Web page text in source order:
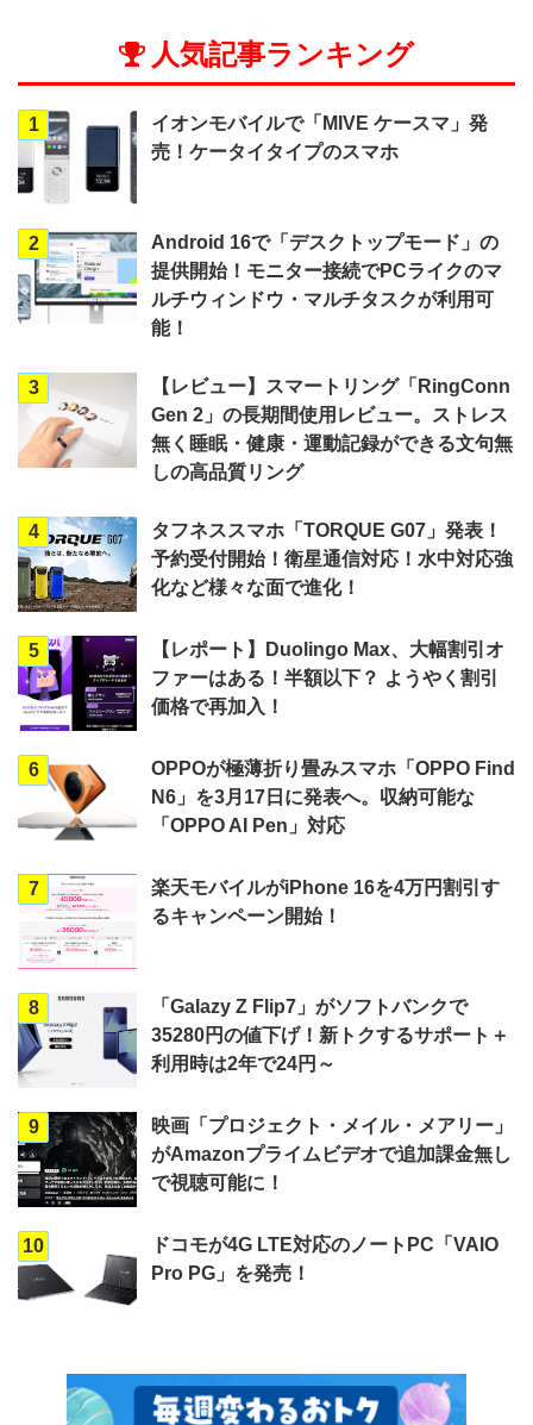
人気記事ランキング
1
イオンモバイルで「MIVE ケースマ」発
売！ケータイタイプのスマホ
2
Android 16で「デスクトップモード」の
提供開始！モニター接続でPCライクのマ
ルチウィンドウ・マルチタスクが利用可
能！
3
【レビュー】スマートリング「RingConn
Gen 2」の長期間使用レビュー。ストレス
無く睡眠・健康・運動記録ができる文句無
しの高品質リング
4
タフネススマホ「TORQUE G07」発表！
予約受付開始！衛星通信対応！水中対応強
化など様々な面で進化！
5
【レポート】Duolingo Max、大幅割引オ
ファーはある！半額以下？ ようやく割引
価格で再加入！
6
OPPOが極薄折り畳みスマホ「OPPO Find
N6」を3月17日に発表へ。収納可能な
「OPPO AI Pen」対応
7
楽天モバイルがiPhone 16を4万円割引す
るキャンペーン開始！
8
「Galazy Z Flip7」がソフトバンクで
35280円の値下げ！新トクするサポート＋
利用時は2年で24円～
9
映画「プロジェクト・メイル・メアリー」
がAmazonプライムビデオで追加課金無し
で視聴可能に！
10
ドコモが4G LTE対応のノートPC「VAIO
Pro PG」を発売！